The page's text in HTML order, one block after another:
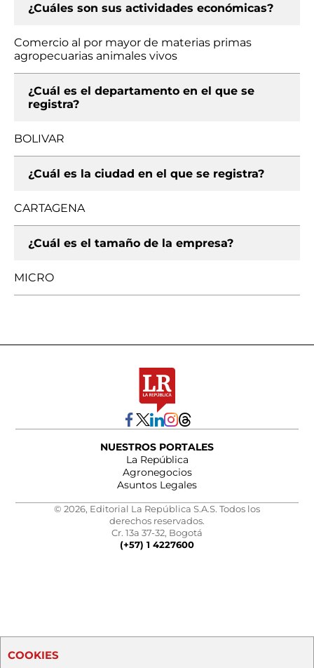
¿Cuáles son sus actividades económicas?
Comercio al por mayor de materias primas
agropecuarias animales vivos
¿Cuál es el departamento en el que se
registra?
BOLIVAR
¿Cuál es la ciudad en el que se registra?
CARTAGENA
¿Cuál es el tamaño de la empresa?
MICRO
NUESTROS PORTALES
La República
Agronegocios
Asuntos Legales
© 2026, Editorial La República S.A.S. Todos los
derechos reservados.
Cr. 13a 37-32, Bogotá
(+57) 1 4227600
COOKIES